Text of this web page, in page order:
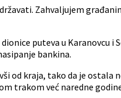
Zahvaljujem
puteva u Karanovcu i
bankina.
od kraja, tako da je
trakom već naredne